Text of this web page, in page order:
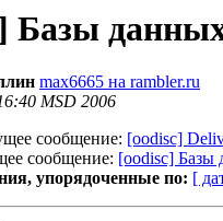
Базы
max6665 на rambler.ru
MSD 2006
сообщение: [oodisc]
сообщение: [oodisc]
упорядоченные по: [